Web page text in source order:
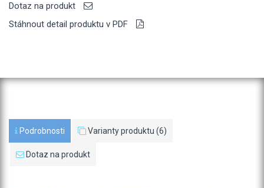
Dotaz na produkt
Stáhnout detail produktu v PDF
Podrobnosti Varianty produktu (6)
Dotaz na produkt